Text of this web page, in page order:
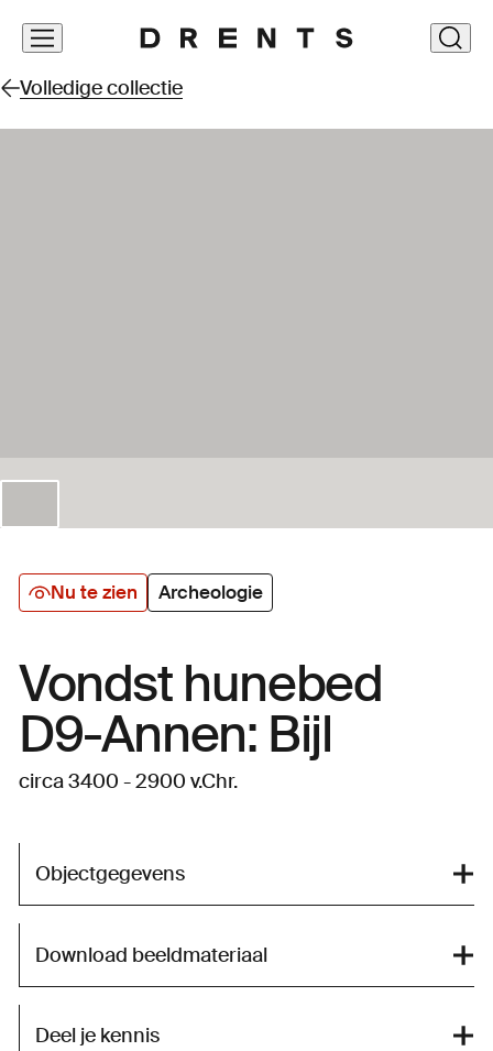
Navigatie
Volledige collectie
Nu te zien Archeologie
Vondst hunebed
D9-Annen: Bijl
circa 3400 - 2900 v.Chr.
Objectgegevens
Download beeldmateriaal
Deel je kennis